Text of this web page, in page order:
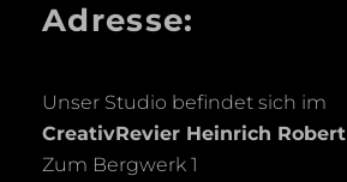
Adresse:
Unser Studio befindet sich im
CreativRevier Heinrich Robert
Zum Bergwerk 1